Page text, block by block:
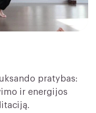
pratybas:
ir energijos